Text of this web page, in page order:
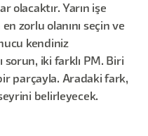
olacaktır. Yarın işe
zorlu olanını seçin ve
kendiniz
sorun, iki farklı PM. Biri
parçayla. Aradaki fark,
belirleyecek.